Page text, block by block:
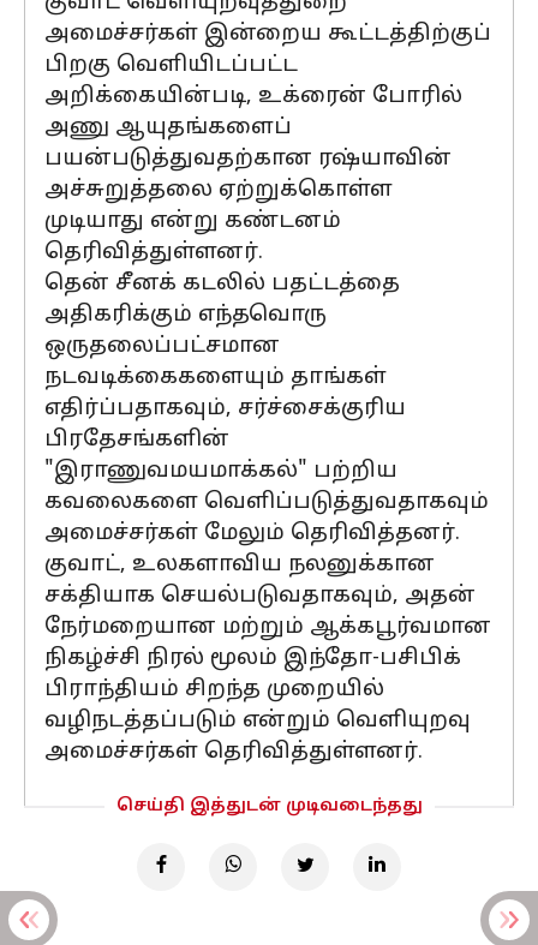
அமைச்சர்கள் இன்றைய கூட்டத்திற்குப்
பிறகு வெளியிடப்பட்ட
அறிக்கையின்படி, உக்ரைன் போரில்
அணு ஆயுதங்களைப்
பயன்படுத்துவதற்கான ரஷ்யாவின்
அச்சுறுத்தலை ஏற்றுக்கொள்ள
முடியாது என்று கண்டனம்
தெரிவித்துள்ளனர்.
தென் சீனக் கடலில் பதட்டத்தை
அதிகரிக்கும் எந்தவொரு
ஒருதலைப்பட்சமான
நடவடிக்கைகளையும் தாங்கள்
எதிர்ப்பதாகவும், சர்ச்சைக்குரிய
பிரதேசங்களின்
"இராணுவமயமாக்கல்" பற்றிய
கவலைகளை வெளிப்படுத்துவதாகவும்
அமைச்சர்கள் மேலும் தெரிவித்தனர்.
குவாட், உலகளாவிய நலனுக்கான
சக்தியாக செயல்படுவதாகவும், அதன்
நேர்மறையான மற்றும் ஆக்கபூர்வமான
நிகழ்ச்சி நிரல் மூலம் இந்தோ-பசிபிக்
பிராந்தியம் சிறந்த முறையில்
வழிநடத்தப்படும் என்றும் வெளியுறவு
அமைச்சர்கள் தெரிவித்துள்ளனர்.
செய்தி இத்துடன் முடிவடைந்தது